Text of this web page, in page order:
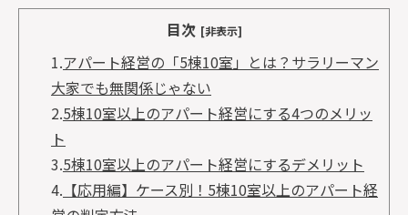
目次 [非表示]
1.アパート経営の「5棟10室」とは？サラリーマン
大家でも無関係じゃない
2.5棟10室以上のアパート経営にする4つのメリッ
ト
3.5棟10室以上のアパート経営にするデメリット
4. 【応用編】ケース別！5棟10室以上のアパート経